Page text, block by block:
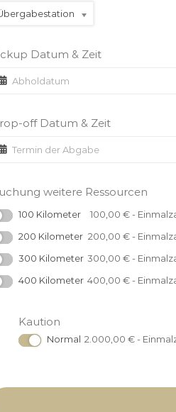
Datum & Zeit
off Datum & Zeit
weitere Ressourcen
100 Kilometer 100,00 €-
200 Kilometer 200,00 €-
300 Kilometer 300,00 €-
400 Kilometer 400,00 €-
Kaution
Normal 2.000,00 €-